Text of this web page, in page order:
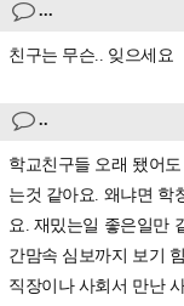
...
친구는 무슨.. 잊으세요
..
학교친구들 오래 됐어
는것 같아요. 왜냐면 학
요. 재밌는일 좋은일만
간맘속 심보까지 보기
직장이나 사회서 만난